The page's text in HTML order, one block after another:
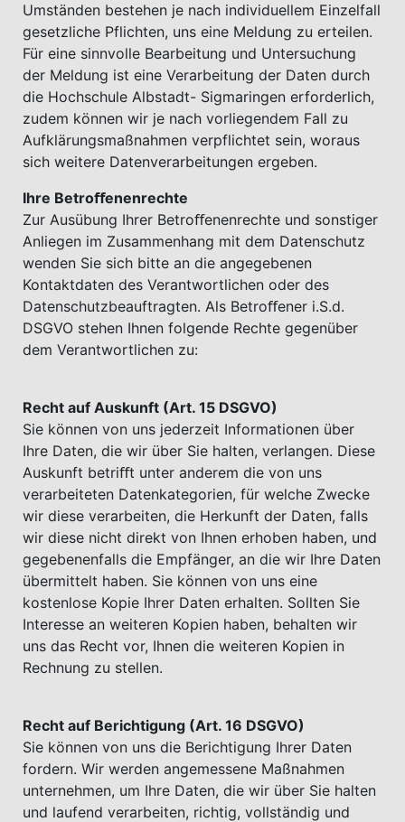
Umständen bestehen je nach individuellem Einzelfall
gesetzliche Pflichten, uns eine Meldung zu erteilen.
Für eine sinnvolle Bearbeitung und Untersuchung
der Meldung ist eine Verarbeitung der Daten durch
die Hochschule Albstadt- Sigmaringen erforderlich,
zudem können wir je nach vorliegendem Fall zu
Aufklärungsmaßnahmen verpflichtet sein, woraus
sich weitere Datenverarbeitungen ergeben.
Ihre Betroﬀenenrechte
Zur Ausübung Ihrer Betroﬀenenrechte und sonstiger
Anliegen im Zusammenhang mit dem Datenschutz
wenden Sie sich bitte an die angegebenen
Kontaktdaten des Verantwortlichen oder des
Datenschutzbeauftragten. Als Betroﬀener i.S.d.
DSGVO stehen Ihnen folgende Rechte gegenüber
dem Verantwortlichen zu:
Recht auf Auskunft (Art. 15 DSGVO)
Sie können von uns jederzeit Informationen über
Ihre Daten, die wir über Sie halten, verlangen. Diese
Auskunft betriﬀt unter anderem die von uns
verarbeiteten Datenkategorien, für welche Zwecke
wir diese verarbeiten, die Herkunft der Daten, falls
wir diese nicht direkt von Ihnen erhoben haben, und
gegebenenfalls die Empfänger, an die wir Ihre Daten
übermittelt haben. Sie können von uns eine
kostenlose Kopie Ihrer Daten erhalten. Sollten Sie
Interesse an weiteren Kopien haben, behalten wir
uns das Recht vor, Ihnen die weiteren Kopien in
Rechnung zu stellen.
Recht auf Berichtigung (Art. 16 DSGVO)
Sie können von uns die Berichtigung Ihrer Daten
fordern. Wir werden angemessene Maßnahmen
unternehmen, um Ihre Daten, die wir über Sie halten
und laufend verarbeiten, richtig, vollständig und